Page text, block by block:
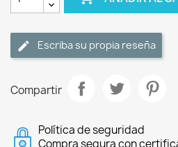
Escriba su propia reseña
Compartir
Política de seguridad
Compra segura con